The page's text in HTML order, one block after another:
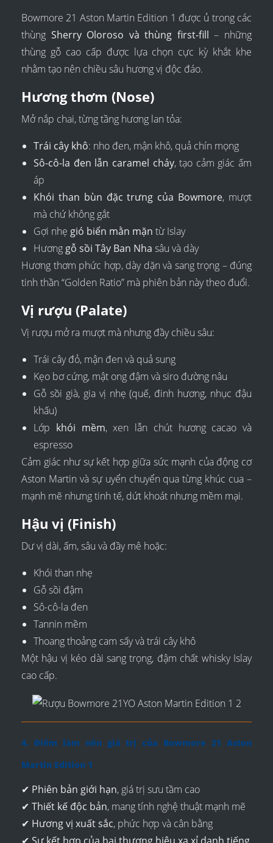
Bowmore 21 Aston Martin Edition 1 được ủ trong các
thùng Sherry Oloroso và thùng first-fill – những
thùng gỗ cao cấp được lựa chọn cực kỳ khắt khe
nhằm tạo nên chiều sâu hương vị độc đáo.
Hương thơm (Nose)
Mở nắp chai, từng tầng hương lan tỏa:
Trái cây khô: nho đen, mận khô, quả chín mọng
Sô-cô-la đen lẫn caramel cháy, tạo cảm giác ấm
áp
Khói than bùn đặc trưng của Bowmore, mượt
mà chứ không gắt
Gợi nhẹ gió biển mằn mặn từ Islay
Hươnggỗ sồi Tây Ban Nha sâu và dày
Hương thơm phức hợp, dày dặn và sang trọng – đúng
tinh thần “Golden Ratio” mà phiên bản này theo đuổi.
Vị rượu (Palate)
Vị rượu mở ra mượt mà nhưng đầy chiều sâu:
Trái cây đỏ, mận đen và quả sung
Kẹo bơ cứng, mật ong đậm và siro đường nâu
Gỗ sồi già, gia vị nhẹ (quế, đinh hương, nhục đậu
khấu)
Lớp khói mềm, xen lẫn chút hương cacao và
espresso
Cảm giác như sự kết hợp giữa sức mạnh của động cơ
Aston Martin và sự uyển chuyển qua từng khúc cua –
mạnh mẽ nhưng tinh tế, dứt khoát nhưng mềm mại.
Hậu vị (Finish)
Dư vị dài, ấm, sâu và đầy mê hoặc:
Khói than nhẹ
Gỗ sồi đậm
Sô-cô-la đen
Tannin mềm
Thoang thoảng cam sấy và trái cây khô
Một hậu vị kéo dài sang trọng, đậm chất whisky Islay
cao cấp.
4. Điểm làm nên giá trị của Bowmore 21 Aston
Martin Edition 1
✔ Phiên bản giới hạn, giá trị sưu tầm cao
✔ Thiết kế độc bản, mang tính nghệ thuật mạnh mẽ
✔ Hương vị xuất sắc, phức hợp và cân bằng